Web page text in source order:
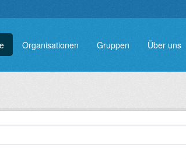
Organisationen Gruppen Über uns